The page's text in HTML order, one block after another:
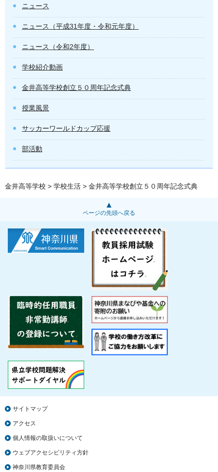
ニュース
ニュース（平成31年度・令和元年度）
ニュース（令和2年度）
学校紹介動画
金井高等学校創立５０周年記念式典
授業風景
サッカーワールドカップ応援
部活動
金井高等学校 > 学校生活 > 金井高等学校創立５０周年記念式典
ページの先頭へ戻る
サイトマップ
アクセス
個人情報の取扱いについて
ウェブアクセシビリティ方針
神奈川県教育委員会